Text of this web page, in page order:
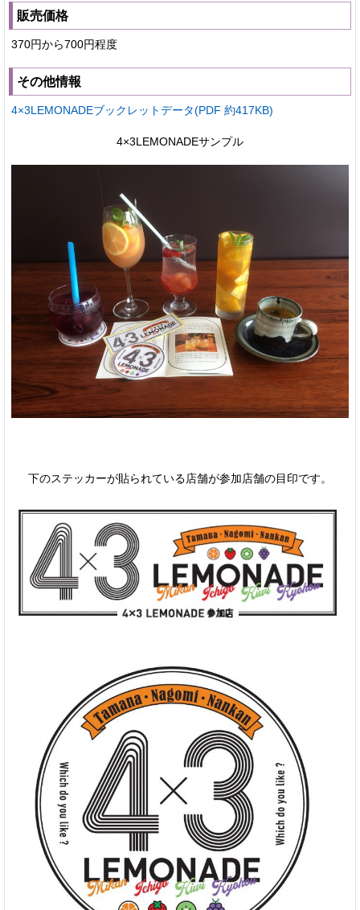
販売価格
370円から700円程度
その他情報
4×3LEMONADEブックレットデータ(PDF 約417KB)
4×3LEMONADEサンプル
下のステッカーが貼られている店舗が参加店舗の目印です。